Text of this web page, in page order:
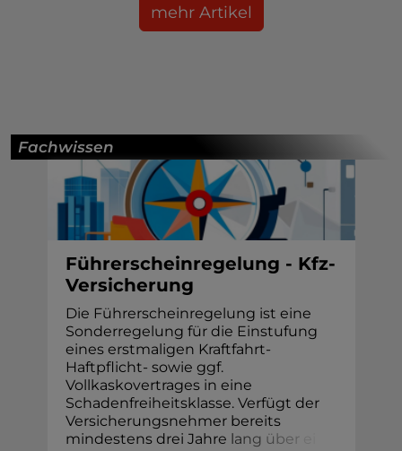
mehr Artikel
Fachwissen
Führerscheinregelung - Kfz-
Versicherung
Die Führerscheinregelung ist eine
Sonderregelung für die Einstufung
eines erstmaligen Kraftfahrt-
Haftpflicht- sowie ggf.
Vollkaskovertrages in eine
Schadenfreiheitsklasse. Verfügt der
Versicherungsnehmer bereits
mindestens drei Jahre lang ü ber